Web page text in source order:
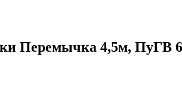
Перемычка 4,5м, ПуГВ